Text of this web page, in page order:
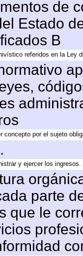
de
Estado
B
referidos en la Ley
concepto por el sujeto
y ejercer los ingresos.
parte
que le